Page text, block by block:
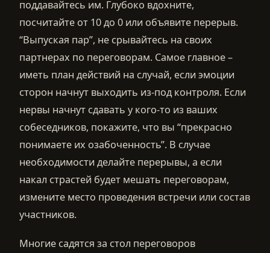
поддавайтесь им. Глубоко вдохните,
посчитайте от 10 до 0 или объявите перерыв.
“Выпуская пар”, не срывайтесь на своих
партнерах по переговорам. Самое главное –
иметь план действий на случай, если эмоции
сторон начнут выходить из-под контроля. Если
нервы начнут сдавать у кого-то из ваших
собеседников, покажите, что вы “прекрасно
понимаете их озабоченность”. В случае
необходимости делайте перерывы, а если
накал страстей будет мешать переговорам,
измените место проведения встречи или состав
участников.
Многие садятся за стол переговоров